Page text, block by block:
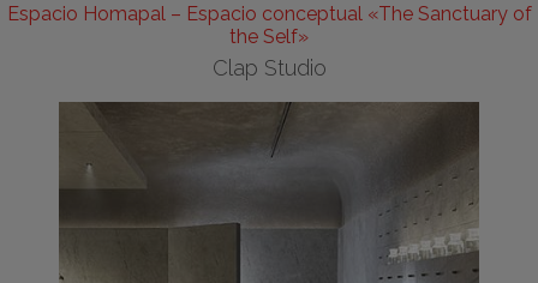
Espacio Homapal – Espacio conceptual «The Sanctuary of
the Self»
Clap Studio